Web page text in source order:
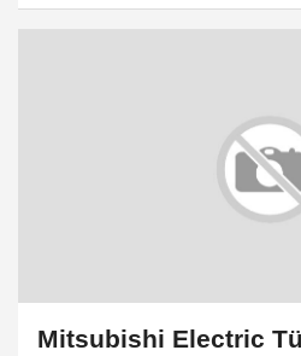
Mitsubishi Electric